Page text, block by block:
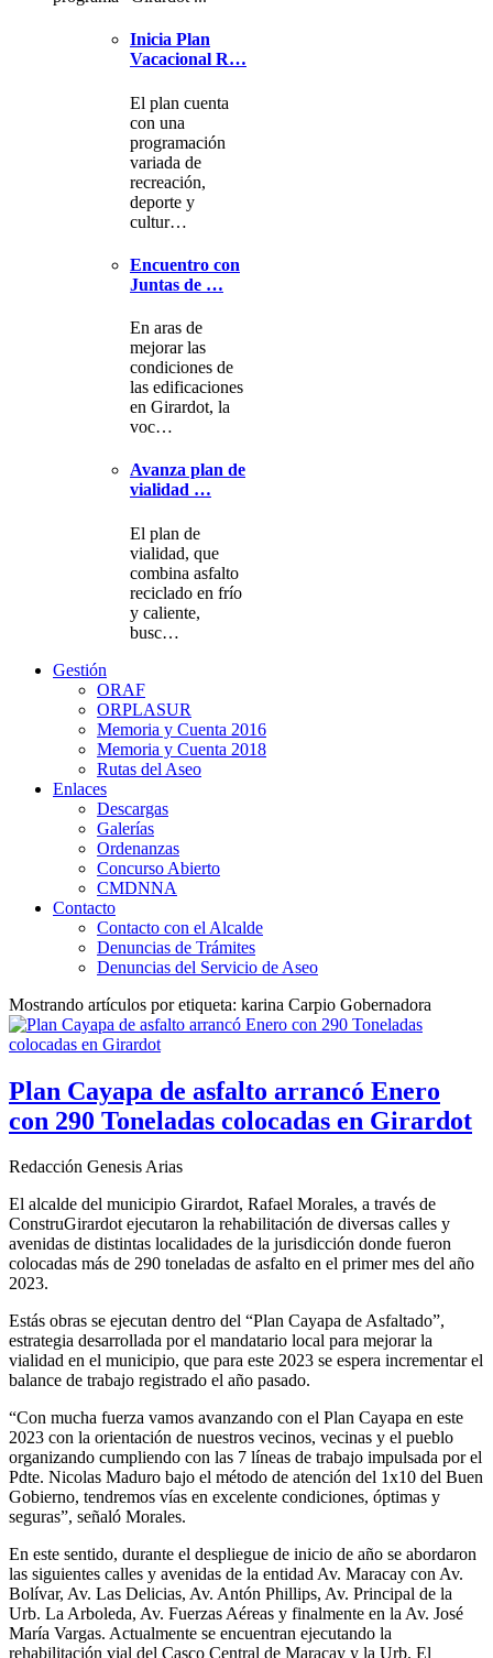
Inicia Plan
Vacacional R…
El plan cuenta
con una
programación
variada de
recreación,
deporte y
cultur…
Encuentro con
Juntas de …
En aras de
mejorar las
condiciones de
las edificaciones
en Girardot, la
voc…
Avanza plan de
vialidad …
El plan de
vialidad, que
combina asfalto
reciclado en frío
y caliente,
busc…
Gestión
ORAF
ORPLASUR
Memoria y Cuenta 2016
Memoria y Cuenta 2018
Rutas del Aseo
Enlaces
Descargas
Galerías
Ordenanzas
Concurso Abierto
CMDNNA
Contacto
Contacto con el Alcalde
Denuncias de Trámites
Denuncias del Servicio de Aseo
Mostrando artículos por etiqueta: karina Carpio Gobernadora
Plan Cayapa de asfalto arrancó Enero
con 290 Toneladas colocadas en Girardot
Redacción Genesis Arias
El alcalde del municipio Girardot, Rafael Morales, a través de
ConstruGirardot ejecutaron la rehabilitación de diversas calles y
avenidas de distintas localidades de la jurisdicción donde fueron
colocadas más de 290 toneladas de asfalto en el primer mes del año
2023.
Estás obras se ejecutan dentro del “Plan Cayapa de Asfaltado”,
estrategia desarrollada por el mandatario local para mejorar la
vialidad en el municipio, que para este 2023 se espera incrementar el
balance de trabajo registrado el año pasado.
“Con mucha fuerza vamos avanzando con el Plan Cayapa en este
2023 con la orientación de nuestros vecinos, vecinas y el pueblo
organizando cumpliendo con las 7 líneas de trabajo impulsada por el
Pdte. Nicolas Maduro bajo el método de atención del 1x10 del Buen
Gobierno, tendremos vías en excelente condiciones, óptimas y
seguras”, señaló Morales.
En este sentido, durante el despliegue de inicio de año se abordaron
las siguientes calles y avenidas de la entidad Av. Maracay con Av.
Bolívar, Av. Las Delicias, Av. Antón Phillips, Av. Principal de la
Urb. La Arboleda, Av. Fuerzas Aéreas y finalmente en la Av. José
María Vargas. Actualmente se encuentran ejecutando la
rehabilitación vial del Casco Central de Maracay y la Urb. El